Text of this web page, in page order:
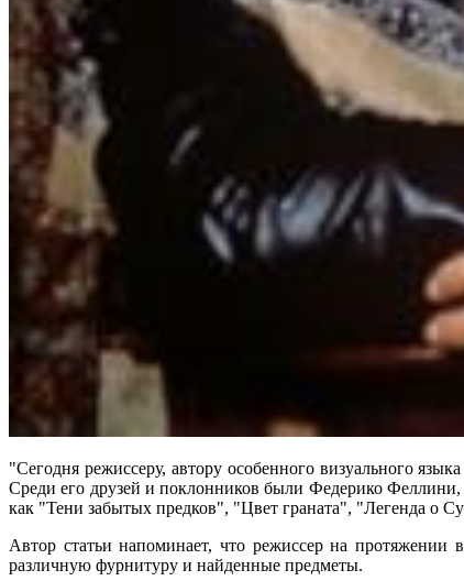
"Сегодня режиссеру, автору особенного визуального
Среди его друзей и поклонников были Федерико
как "Тени забытых предков", "Цвет граната", "Легенда о
Автор статьи напоминает, что режиссер на протяжении
различную фурнитуру и найденные предметы.